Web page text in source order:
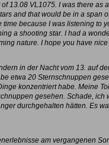
13.08 VL1075. I was there as
and that would be in a span
time because I was listening to
a shooting star. I had a
nature. I hope you have
in der Nacht vom 13. auf
etwa 20 Sternschnuppen
konzentriert habe. Meine
gesehen. Schade, ich
durchgehalten hätten. Es
am vergangenen